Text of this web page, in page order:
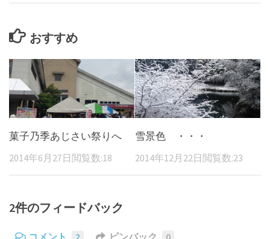
おすすめ
菓子乃季あじさい祭りへ
2014年6月27日 閲覧数:18
雪景色 ・・・
2014年12月22日 閲覧数:23
2件のフィードバック
コメント 2 ピンバック 0